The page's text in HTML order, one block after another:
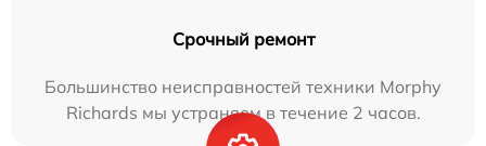
Срочный ремонт
Большинство неисправностей техники Morphy
Richards мы устраняем в течение 2 часов.